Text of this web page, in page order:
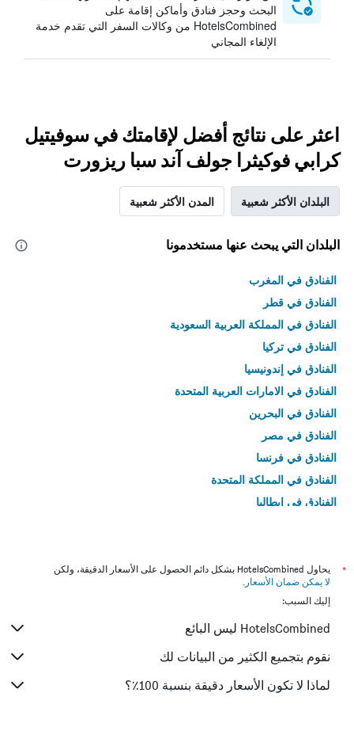
البحث وحجز فنادق وأماكن إقامة على
HotelsCombined من وكالات السفر التي تقدم خدمة
الإلغاء المجاني
اعثر على نتائج أفضل لإقامتك في سوفيتيل
كرابي فوكيثرا جولف آند سبا ريزورت
البلدان الأكثر شعبية المدن الأكثر شعبية
البلدان التي يبحث عنها مستخدمونا
الفنادق في المغرب
الفنادق في قطر
الفنادق في المملكة العربية السعودية
الفنادق في تركيا
الفنادق في إندونيسيا
الفنادق في الامارات العربية المتحدة
الفنادق في البحرين
الفنادق في مصر
الفنادق في فرنسا
الفنادق في المملكة المتحدة
الفنادق في إيطاليا
*
يحاول HotelsCombined بشكل دائم الحصول على الأسعار الدقيقة، ولكن
لا يمكن ضمان الأسعار .
إليك السبب:
HotelsCombined ليس البائع
نقوم بتجميع الكثير من البيانات لك
لماذا لا تكون الأسعار دقيقة بنسبة 100٪؟